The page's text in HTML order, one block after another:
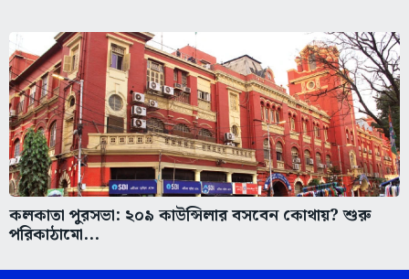
কলকাতা পুরসভা: ২০৯ কাউন্সিলার বসবেন কোথায়? শুরু
পরিকাঠামো...